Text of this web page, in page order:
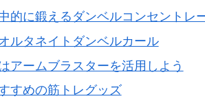
的に鍛えるダンベルコンセントレ
ルタネイトダンベルカール
アームブラスターを活用しよう
すめの筋トレグッズ